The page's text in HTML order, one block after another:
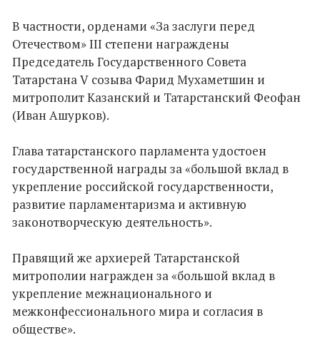
В частности, орденами «За заслуги перед
Отечеством» III степени награждены
Председатель Государственного Совета
Татарстана V созыва Фарид Мухаметшин и
митрополит Казанский и Татарстанский Феофан
(Иван Ашурков).
Глава татарстанского парламента удостоен
государственной награды за «большой вклад в
укрепление российской государственности,
развитие парламентаризма и активную
законотворческую деятельность».
Правящий же архиерей Татарстанской
митрополии награжден за «большой вклад в
укрепление межнационального и
межконфессионального мира и согласия в
обществе».